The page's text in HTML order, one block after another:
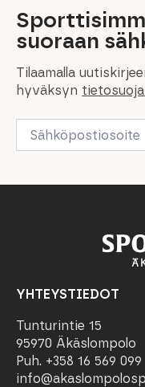
suoraan
Tilaamalla
hyväksyn
Email
YHTEYSTIEDOT
Tunturintie 15
95970 Äkäslompolo
Puh. +358 16 569 099